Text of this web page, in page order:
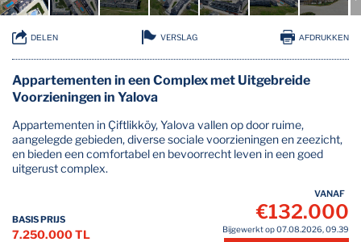
DELEN VERSLAG AFDRUKKEN
Appartementen in een Complex met Uitgebreide
Voorzieningen in Yalova
Appartementen in Çiftlikköy, Yalova vallen op door ruime,
aangelegde gebieden, diverse sociale voorzieningen en zeezicht,
en bieden een comfortabel en bevoorrecht leven in een goed
uitgerust complex.
BASIS PRIJS
7.250.000 TL
VANAF
€132.000
Bijgewerkt op 07.08.2026, 09.39